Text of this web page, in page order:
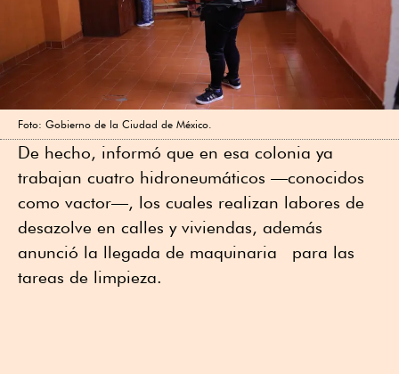
Foto: Gobierno de la Ciudad de México.
De hecho, informó que en esa colonia ya
trabajan cuatro hidroneumáticos —conocidos
como vactor—, los cuales realizan labores de
desazolve en calles y viviendas, además
anunció la llegada de maquinaria
para las
tareas de limpieza.